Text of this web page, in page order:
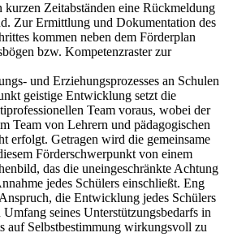
kurzen Zeitabständen eine Rückmeldung
Zur Ermittlung und Dokumentation des
kommen neben dem Förderplan
bzw. Kompetenzraster zur
und Erziehungsprozesses an Schulen
geistige Entwicklung setzt die
Team voraus, wobei der
Team von Lehrern und pädagogischen
erfolgt. Getragen wird die gemeinsame
Förderschwerpunkt von einem
das die uneingeschränkte Achtung
jedes Schülers einschließt. Eng
die Entwicklung jedes Schülers
seines Unterstützungsbedarfs in
auf Selbstbestimmung wirkungsvoll zu